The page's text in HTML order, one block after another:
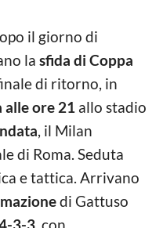
il giorno di
la sfida di Coppa
di ritorno, in
alle ore 21 allo stadio
, il Milan
di Roma. Seduta
e tattica. Arrivano
di Gattuso
3-3, con